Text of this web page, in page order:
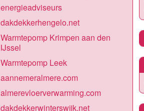
energieadviseurs
dakdekkerhengelo.net
Warmtepomp Krimpen aan den
IJssel
Warmtepomp Leek
aannemeralmere.com
almerevloerverwarming.com
dakdekkerwinterswijk.net